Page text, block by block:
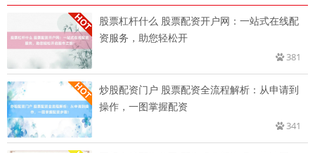
股票杠杆什么 股票配资开户网：一站式在线配
资服务，助您轻松开
381
炒股配资门户 股票配资全流程解析：从申请到
操作，一图掌握配资
341